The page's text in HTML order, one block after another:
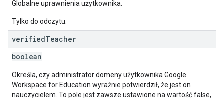
Globalne uprawnienia użytkownika.
Tylko do odczytu.
verifiedTeacher
boolean
Określa, czy administrator domeny użytkownika Google
Workspace for Education wyraźnie potwierdził, że jest on
nauczycielem. To pole jest zawsze ustawione na wartość false,